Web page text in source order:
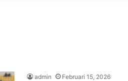
admin Februari 15, 2026